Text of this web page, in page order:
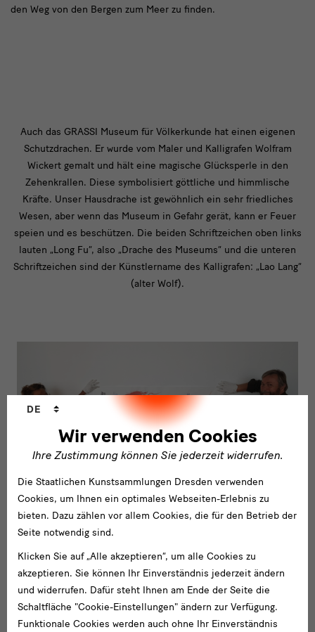
den Weg von den Bergen zum Meer zu finden.
text
Auch das GRASSI Museum für Völkerkunde hat einen eigenen
Schutzdrachen. Er wurde vom Maler und Kalligrafen Wolfram
Wickert gemalt und hält eine magische Glücksperle in den
Zehenkrallen. Diese symbolisiert göttliche und himmlische
Kräfte. Unser Hausdrache ist gewöhnlich ein sehr friedliches
Wesen, aber wenn das Museum in Gefahr gerät, kann er Feuer
speien und es beschützen. Die beiden Schriftzeichen oben links
lauten „Long Fu“, also „Drache des Museums“ und die unteren
Schriftzeichen sind der Künstlername des Kalligrafen: „Lao Lang“
(alter Wolf).
link
Weiter gehts in der Ausstellung
Wir verwenden Cookies
Ihre Zustimmung können Sie jederzeit widerrufen.
DE
Die Staatlichen Kunstsammlungen Dresden verwenden
Cookies, um Ihnen ein optimales Webseiten-Erlebnis zu
bieten. Dazu zählen vor allem Cookies, die für den Betrieb der
Seite notwendig sind.
Klicken Sie auf „Alle akzeptieren“, um alle Cookies zu
akzeptieren. Sie können Ihr Einverständnis jederzeit ändern
und widerrufen. Dafür steht Ihnen am Ende der Seite die
Schaltfläche "Cookie-Einstellungen" ändern zur Verfügung.
Funktionale Cookies werden auch ohne Ihr Einverständnis